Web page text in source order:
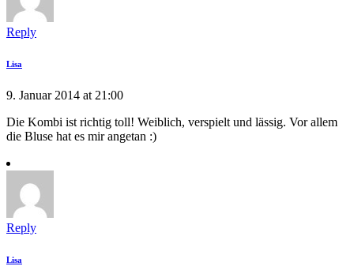
Reply
Lisa
9. Januar 2014 at 21:00
Die Kombi ist richtig toll! Weiblich, verspielt und lässig. Vor allem
die Bluse hat es mir angetan :)
Reply
Lisa